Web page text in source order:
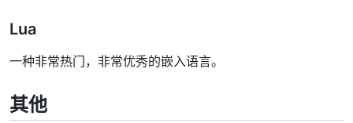
Lua
一种非常热门，非常优秀的嵌入语言。
其他